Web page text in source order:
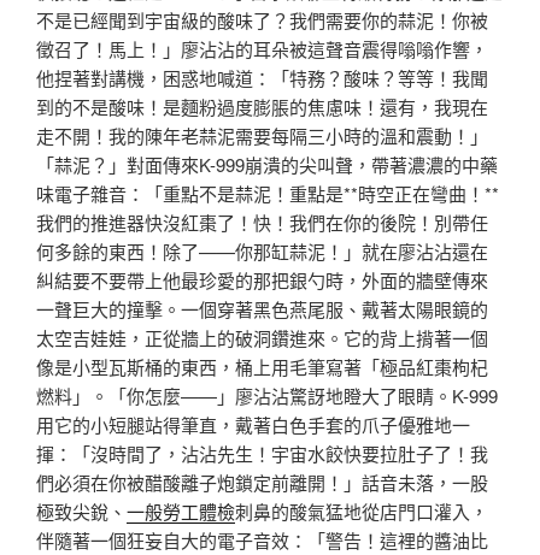
不是已經聞到宇宙級的酸味了？我們需要你的蒜泥！你被
徵召了！馬上！」廖沾沾的耳朵被這聲音震得嗡嗡作響，
他捏著對講機，困惑地喊道：「特務？酸味？等等！我聞
到的不是酸味！是麵粉過度膨脹的焦慮味！還有，我現在
走不開！我的陳年老蒜泥需要每隔三小時的溫和震動！」
「蒜泥？」對面傳來K-999崩潰的尖叫聲，帶著濃濃的中藥
味電子雜音：「重點不是蒜泥！重點是**時空正在彎曲！**
我們的推進器快沒紅棗了！快！我們在你的後院！別帶任
何多餘的東西！除了——你那缸蒜泥！」就在廖沾沾還在
糾結要不要帶上他最珍愛的那把銀勺時，外面的牆壁傳來
一聲巨大的撞擊。一個穿著黑色燕尾服、戴著太陽眼鏡的
太空吉娃娃，正從牆上的破洞鑽進來。它的背上揹著一個
像是小型瓦斯桶的東西，桶上用毛筆寫著「極品紅棗枸杞
燃料」。「你怎麼——」廖沾沾驚訝地瞪大了眼睛。K-999
用它的小短腿站得筆直，戴著白色手套的爪子優雅地一
揮：「沒時間了，沾沾先生！宇宙水餃快要拉肚子了！我
們必須在你被醋酸離子炮鎖定前離開！」話音未落，一股
極致尖銳、 一般勞工體檢刺鼻的酸氣猛地從店門口灌入，
伴隨著一個狂妄自大的電子音效：「警告！這裡的醬油比